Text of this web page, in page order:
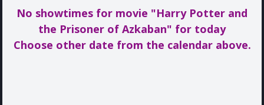
No showtimes for movie "Harry Potter and
the Prisoner of Azkaban" for today
Choose other date from the calendar above.